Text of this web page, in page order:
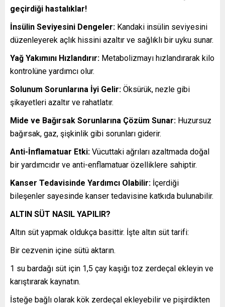
geçirdiği hastalıklar!
İnsülin Seviyesini Dengeler: Kandaki insülin seviyesini
düzenleyerek açlık hissini azaltır ve sağlıklı bir uyku sunar.
Yağ Yakımını Hızlandırır: Metabolizmayı hızlandırarak kilo
kontrolüne yardımcı olur.
Solunum Sorunlarına İyi Gelir: Öksürük, nezle gibi
şikayetleri azaltır ve rahatlatır.
Mide ve Bağırsak Sorunlarına Çözüm Sunar: Huzursuz
bağırsak, gaz, şişkinlik gibi sorunları giderir.
Anti-İnflamatuar Etki: Vücuttaki ağrıları azaltmada doğal
bir yardımcıdır ve anti-enflamatuar özelliklere sahiptir.
Kanser Tedavisinde Yardımcı Olabilir: İçerdiği
bileşenler sayesinde kanser tedavisine katkıda bulunabilir.
ALTIN SÜT NASIL YAPILIR?
Altın süt yapmak oldukça basittir. İşte altın süt tarifi:
Bir cezvenin içine sütü aktarın.
1 su bardağı süt için 1,5 çay kaşığı toz zerdeçal ekleyin ve
karıştırarak kaynatın.
İsteğe bağlı olarak kök zerdeçal ekleyebilir ve pişirdikten